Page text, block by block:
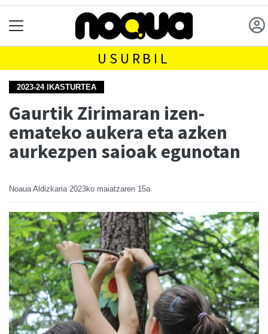
USURBIL
2023-24 IKASTURTEA
Gaurtik Zirimaran izen-
emateko aukera eta azken
aurkezpen saioak egunotan
Noaua Aldizkaria 2023ko maiatzaren 15a